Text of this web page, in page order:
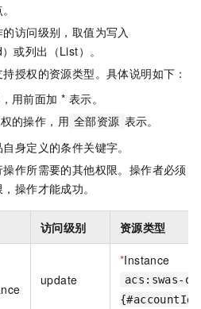
访问级别，取值为写入
或列出（List）。
授权的资源类型。具体说明如下：
用前面加 * 表示。
的操作，用 全部资源 表示。
身定义的条件关键字。
作所需要的其他权限。操作者必须
操作才能成功。
访问级别 资源类型
update
*Instance
acs:swas-